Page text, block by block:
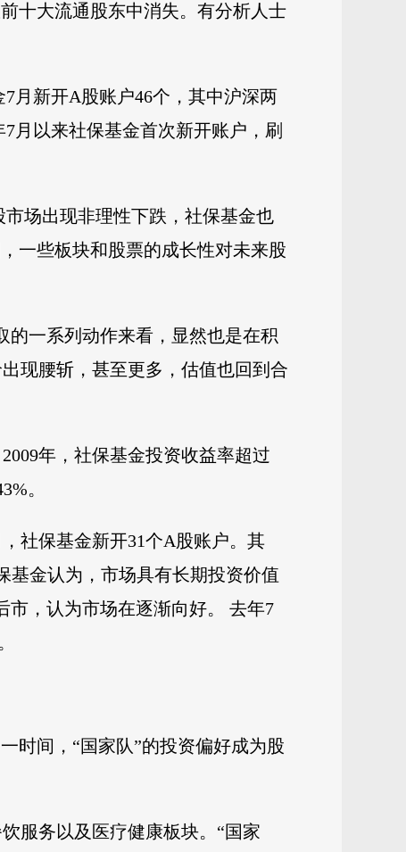
十大流通股东中消失。有分析人士
月新开A股账户46个，其中沪深两
月以来社保基金首次新开账户，刷
场出现非理性下跌，社保基金也
一些板块和股票的成长性对未来股
的一系列动作来看，显然也是在积
现腰斩，甚至更多，估值也回到合
年，社保基金投资收益率超过
。
社保基金新开31个A股账户。其
基金认为，市场具有长期投资价值
市，认为市场在逐渐向好。 去年7
时间，“国家队”的投资偏好成为股
服务以及医疗健康板块。“国家